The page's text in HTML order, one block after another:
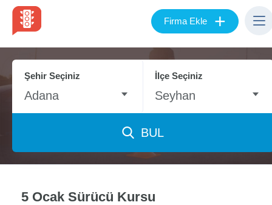
Firma Ekle +
Şehir Seçiniz
Adana
İlçe Seçiniz
Seyhan
BUL
5 Ocak Sürücü Kursu